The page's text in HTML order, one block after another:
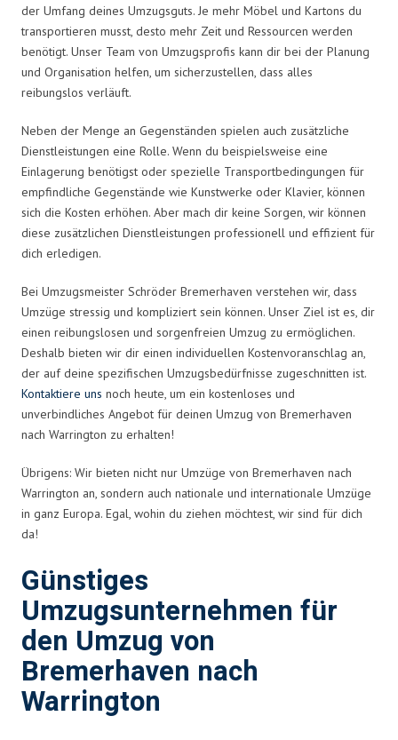
der Umfang deines Umzugsguts. Je mehr Möbel und Kartons du
transportieren musst, desto mehr Zeit und Ressourcen werden
benötigt. Unser Team von Umzugsprofis kann dir bei der Planung
und Organisation helfen, um sicherzustellen, dass alles
reibungslos verläuft.
Neben der Menge an Gegenständen spielen auch zusätzliche
Dienstleistungen eine Rolle. Wenn du beispielsweise eine
Einlagerung benötigst oder spezielle Transportbedingungen für
empfindliche Gegenstände wie Kunstwerke oder Klavier, können
sich die Kosten erhöhen. Aber mach dir keine Sorgen, wir können
diese zusätzlichen Dienstleistungen professionell und effizient für
dich erledigen.
Bei Umzugsmeister Schröder Bremerhaven verstehen wir, dass
Umzüge stressig und kompliziert sein können. Unser Ziel ist es, dir
einen reibungslosen und sorgenfreien Umzug zu ermöglichen.
Deshalb bieten wir dir einen individuellen Kostenvoranschlag an,
der auf deine spezifischen Umzugsbedürfnisse zugeschnitten ist.
Kontaktiere uns noch heute, um ein kostenloses und
unverbindliches Angebot für deinen Umzug von Bremerhaven
nach Warrington zu erhalten!
Übrigens: Wir bieten nicht nur Umzüge von Bremerhaven nach
Warrington an, sondern auch nationale und internationale Umzüge
in ganz Europa. Egal, wohin du ziehen möchtest, wir sind für dich
da!
Günstiges
Umzugsunternehmen für
den Umzug von
Bremerhaven nach
Warrington